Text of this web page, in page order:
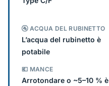
🚰 ACQUA DEL RUBINETTO
L’acqua del rubinetto è
potabile
💶 MANCE
Arrotondare o ~5–10 % è